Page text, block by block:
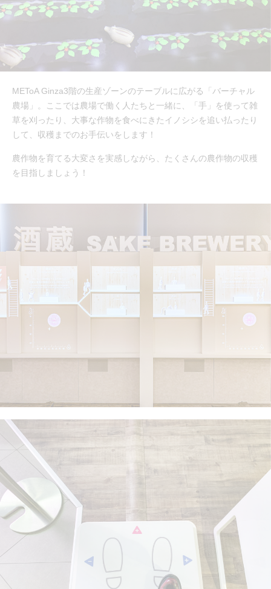
METoA Ginza3階の生産ゾーンのテーブルに広がる「バーチャル
農場」。ここでは農場で働く人たちと一緒に、「手」を使って雑
草を刈ったり、大事な作物を食べにきたイノシシを追い払ったり
して、収穫までのお手伝いをします！
農作物を育てる大変さを実感しながら、たくさんの農作物の収穫
を目指しましょう！